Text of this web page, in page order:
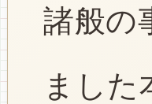
諸般の
ました